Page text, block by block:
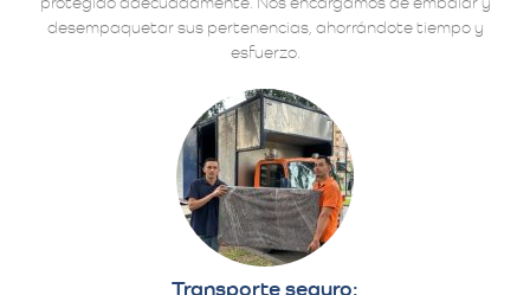
desempaquetar sus pertenencias, ahorrándote tiempo y
esfuerzo.
Transporte seguro: